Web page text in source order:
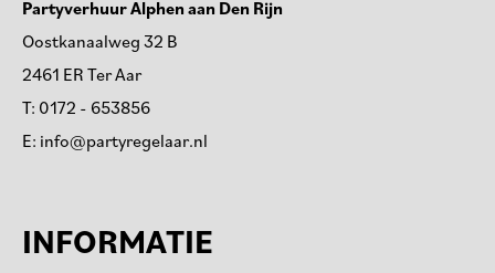
Partyverhuur Alphen aan Den Rijn
Oostkanaalweg 32 B
2461 ER Ter Aar
T: 0172 - 653856
E: info@partyregelaar.nl
INFORMATIE